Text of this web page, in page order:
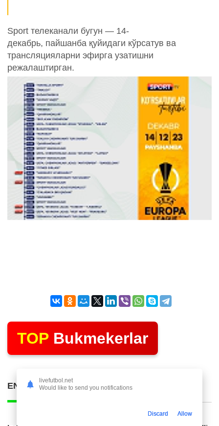
Sport телеканали бугун — 14-
декабрь, пайшанба қуйидаги кўрсатув ва
трансляцияларни эфирга узатишни
режалаштирган.
TOP Bukmekerlar
ENG KO'P O'QILGAN POSTLAR
livefutbol.net
Would like to send you notifications
Discard Allow